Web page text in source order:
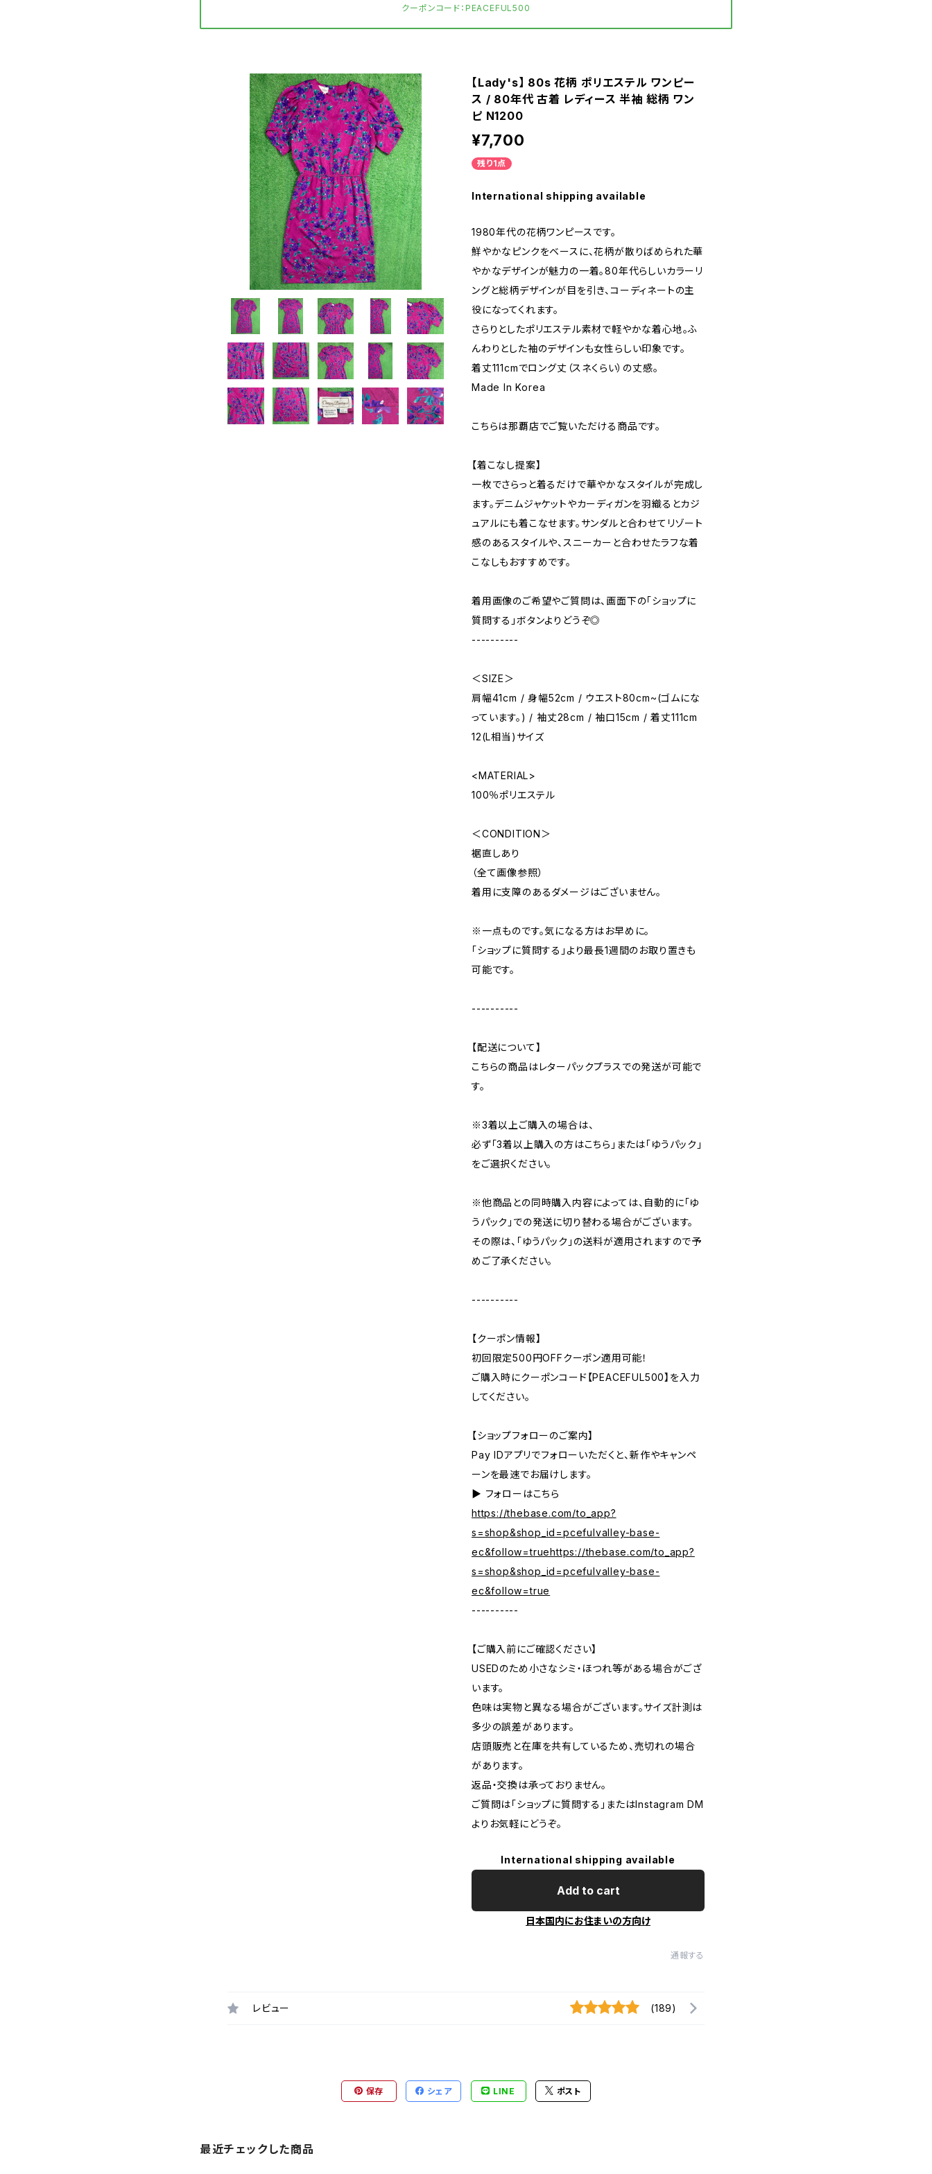
クーポンコード：PEACEFUL500
【Lady's】 80s 花柄 ポリエステル ワンピー
ス / 80年代 古着 レディース 半袖 総柄 ワン
ピ N1200
¥7,700
残り1点
International shipping available
1980年代の花柄ワンピースです。
鮮やかなピンクをベースに、花柄が散りばめられた華
やかなデザインが魅力の一着。80年代らしいカラーリ
ングと総柄デザインが目を引き、コーディネートの主
役になってくれます。
さらりとしたポリエステル素材で軽やかな着心地。ふ
んわりとした袖のデザインも女性らしい印象です。
着丈111cmでロング丈（スネくらい）の丈感。
Made In Korea
こちらは那覇店でご覧いただける商品です。
【着こなし提案】
一枚でさらっと着るだけで華やかなスタイルが完成し
ます。デニムジャケットやカーディガンを羽織るとカジ
ュアルにも着こなせます。サンダルと合わせてリゾート
感のあるスタイルや、スニーカーと合わせたラフな着
こなしもおすすめです。
着用画像のご希望やご質問は、画面下の「ショップに
質問する」ボタンよりどうぞ◎
----------
＜SIZE＞
肩幅41cm / 身幅52cm / ウエスト80cm~(ゴムにな
っています。) / 袖丈28cm / 袖口15cm / 着丈111cm
12(L相当)サイズ
<MATERIAL>
100％ポリエステル
＜CONDITION＞
裾直しあり
（全て画像参照）
着用に支障のあるダメージはございません。
※一点ものです。気になる方はお早めに。
「ショップに質問する」より最長1週間のお取り置きも
可能です。
----------
【配送について】
こちらの商品はレターパックプラスでの発送が可能で
す。
※3着以上ご購入の場合は、
必ず「3着以上購入の方はこちら」または「ゆうパック」
をご選択ください。
※他商品との同時購入内容によっては、自動的に「ゆ
うパック」での発送に切り替わる場合がございます。
その際は、「ゆうパック」の送料が適用されますので予
めご了承ください。
----------
【クーポン情報】
初回限定500円OFFクーポン適用可能！
ご購入時にクーポンコード【PEACEFUL500】を入力
してください。
【ショップフォローのご案内】
Pay IDアプリでフォローいただくと、新作やキャンペ
ーンを最速でお届けします。
▶︎ フォローはこちら
https://thebase.com/to_app?
s=shop&shop_id=pcefulvalley-base-
ec&follow=truehttps://thebase.com/to_app?
s=shop&shop_id=pcefulvalley-base-
ec&follow=true
----------
【ご購入前にご確認ください】
USEDのため小さなシミ・ほつれ等がある場合がござ
います。
色味は実物と異なる場合がございます。サイズ計測は
多少の誤差があります。
店頭販売と在庫を共有しているため、売切れの場合
があります。
返品・交換は承っておりません。
ご質問は「ショップに質問する」またはInstagram DM
よりお気軽にどうぞ。
International shipping available
Add to cart
日本国内にお住まいの方向け
通報する
レビュー (189)
保存 シェア LINE ポスト
最近チェックした商品